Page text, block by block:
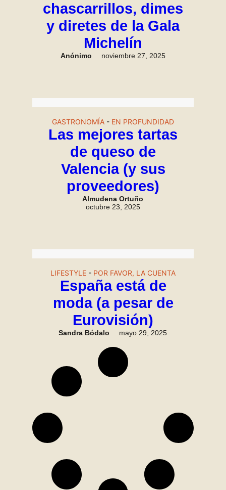
chascarrillos, dimes
y diretes de la Gala
Michelín
Anónimo noviembre 27, 2025
GASTRONOMÍA - EN PROFUNDIDAD
Las mejores tartas
de queso de
Valencia (y sus
proveedores)
Almudena Ortuño
octubre 23, 2025
LIFESTYLE - POR FAVOR, LA CUENTA
España está de
moda (a pesar de
Eurovisión)
Sandra Bódalo mayo 29, 2025